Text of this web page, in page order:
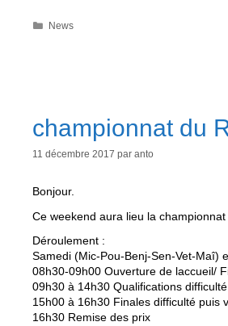
Catégories
News
championnat du
11 décembre 2017 par anto
Bonjour.
Ce weekend aura lieu la
Déroulement :
Samedi (Mic-Pou-Benj-Sen-Vet-Maî)
08h30-09h00 Ouverture de laccueil/
09h30 à 14h30 Qualifications
15h00 à 16h30 Finales difficulté puis
16h30 Remise des prix